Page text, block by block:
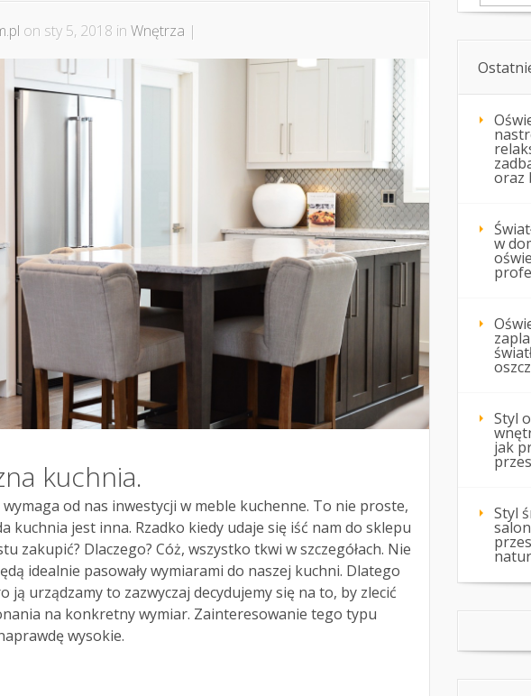
on sty 5, 2018 in Wnętrza |
kuchnia.
wymaga od nas inwestycji w meble kuchenne. To nie proste,
kuchnia jest inna. Rzadko kiedy udaje się iść nam do sklepu
zakupić? Dlaczego? Cóż, wszystko tkwi w szczegółach. Nie
idealnie pasowały wymiarami do naszej kuchni. Dlatego
ją urządzamy to zazwyczaj decydujemy się na to, by zlecić
na konkretny wymiar. Zainteresowanie tego typu
wysokie.
oraz
w
Styl
jak
Styl